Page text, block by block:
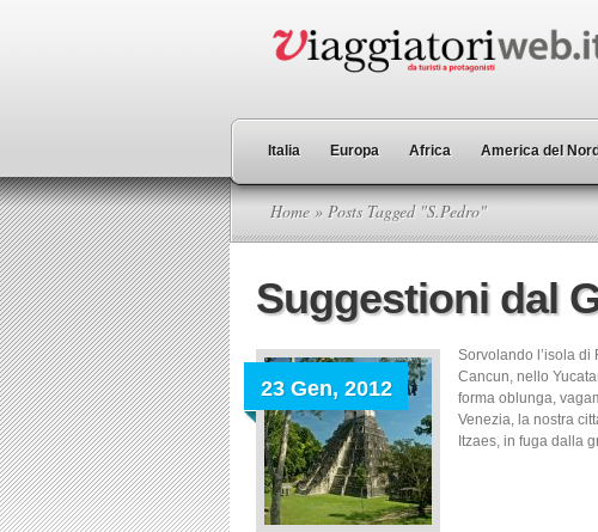
Italia Europa Africa America del Nord
Home » Posts Tagged "S.Pedro"
Suggestioni dal
23 Gen, 2012
Sorvolando l’isola di
Cancun, nello
forma oblunga,
Venezia, la nostra
Itzaes, in fuga dalla